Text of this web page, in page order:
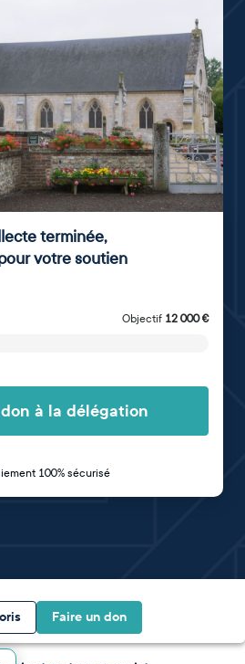
terminée,
votre soutien
Objectif 12 000€
à la délégation
100% sécurisé
Faire un don